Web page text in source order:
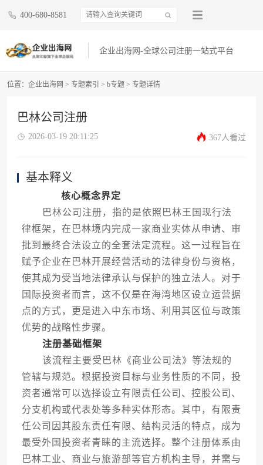
400-680-8581
企业出海网-全球公司注册一站式平台
位置： 企业出海网 > 专题索引 > b专题 > 专题详情
巴林公司注册
2026-03-19 20:11:25 367人看过
基本释义
核心概念界定
巴林公司注册，指的是依照巴林王国现行法
律框架，在巴林境内完成一家商业实体从申请、审
批到最终合法设立的全套法定流程。这一过程旨在
赋予企业在巴林开展经营活动的法律身份与资格，
使其成为受当地法律承认与保护的独立法人。对于
国际投资者而言，这不仅是在海湾地区设立运营据
点的方式，更是进入中东市场、利用其区位与政策
优势的战略性步骤。
注册基础框架
该流程主要受巴林《商业公司法》等法规的
管辖与规范。根据投资目标与业务性质的不同，投
资者通常可以选择设立有限责任公司、控股公司、
分支机构或代表处等多种实体形态。其中，有限责
任公司因其股东责任有限、结构灵活的特点，成为
最受外国投资者青睐的主流选择。整个注册体系由
巴林工业、商业与旅游部等官方机构主导，并需与